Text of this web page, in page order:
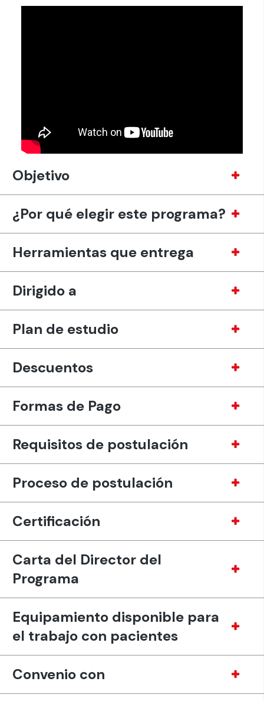
Objetivo
¿Por qué elegir este programa?
Herramientas que entrega
Dirigido a
Plan de estudio
Descuentos
Formas de Pago
Requisitos de postulación
Proceso de postulación
Certificación
Carta del Director del
Programa
Equipamiento disponible para
el trabajo con pacientes
Convenio con